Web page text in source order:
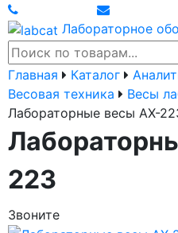
Лабораторное
Главная Каталог
Весовая техника
Весы
Лабораторные весы AX-
223
Звоните